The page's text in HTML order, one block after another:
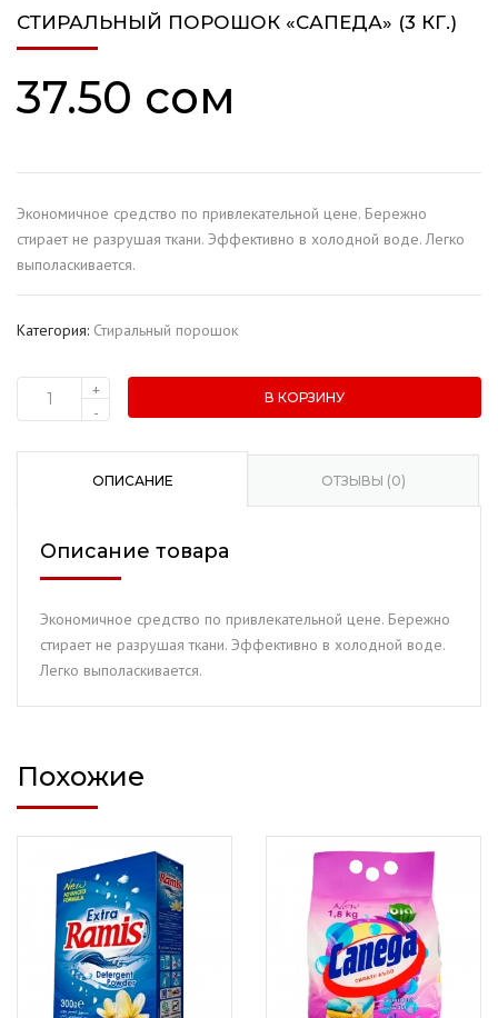
СТИРАЛЬНЫЙ ПОРОШОК «САПЕДА» (3 КГ.)
37.50 сом
Экономичное средство по привлекательной цене. Бережно
стирает не разрушая ткани. Эффективно в холодной воде. Легко
выполаскивается.
Категория: Стиральный порошок
Количество
Стиральный
+
-
В КОРЗИНУ
ОПИСАНИЕ ОТЗЫВЫ (0)
Описание товара
Экономичное средство по привлекательной цене. Бережно
стирает не разрушая ткани. Эффективно в холодной воде.
Легко выполаскивается.
Похожие